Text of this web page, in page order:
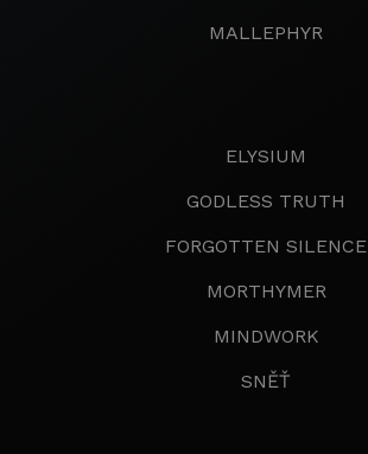
MALLEPHYR
ELYSIUM
GODLESS TRUTH
FORGOTTEN SILENCE
MORTHYMER
MINDWORK
SNĚŤ